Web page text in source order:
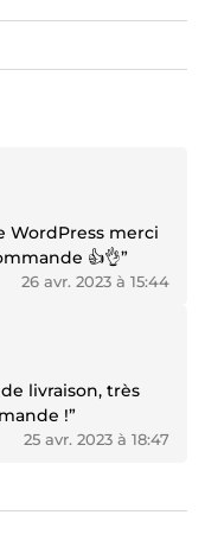
WordPress merci
👍👌”
26 avr. 2023 à 15:44
livraison, très
!”
25 avr. 2023 à 18:47